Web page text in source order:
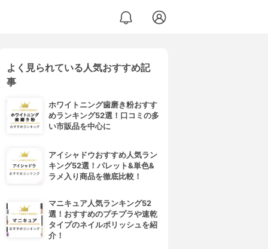
よく見られている人気おすすめ記
事
ホワイトニング歯磨き粉おすす
めランキング52選！口コミの多
い市販品を中心に
アイシャドウおすすめ人気ラン
キング52選！パレット&単色&
ラメ入り商品を徹底比較！
マニキュア人気ランキング52
選！おすすめのプチプラや速乾
タイプのネイルポリッシュを紹
介！